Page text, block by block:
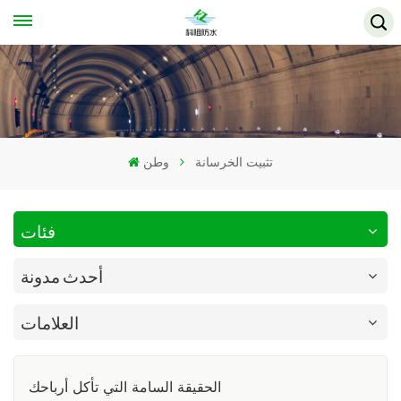
وطن تثبيت الخرسانة
فئات
أحدث مدونة
العلامات
الحقيقة السامة التي تأكل أرباحك